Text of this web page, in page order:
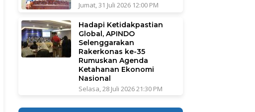
Jumat, 31 Juli 2026 12:00 PM
Hadapi Ketidakpastian
Global, APINDO
Selenggarakan
Rakerkonas ke-35
Rumuskan Agenda
Ketahanan Ekonomi
Nasional
Selasa, 28 Juli 2026 21:30 PM